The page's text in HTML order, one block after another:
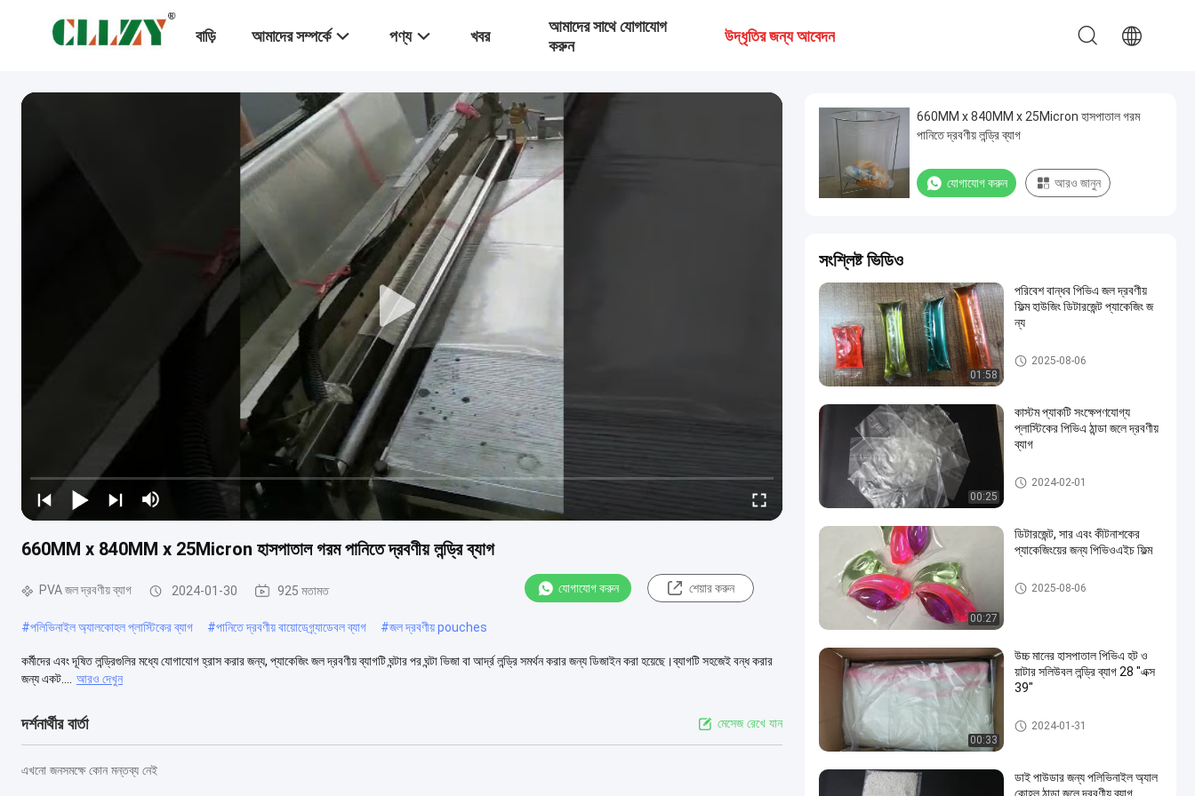
বাড়ি আমাদের সম্পর্কে পণ্য খবর
আমাদের সাথে যোগাযোগ
করুন
উদ্ধৃতির জন্য আবেদন
660MM x 840MM x 25Micron হাসপাতাল গরম পানিতে দ্রবণীয় লন্ড্রি ব্যাগ
PVA জল দ্রবণীয় ব্যাগ 2024-01-30 925 মতামত যোগাযোগ করুন শেয়ার করুন
#পলিভিনাইল অ্যালকোহল প্লাস্টিকের ব্যাগ #পানিতে দ্রবণীয় বায়োডেগ্র্যাডেবল ব্যাগ #জল দ্রবণীয় pouches
কর্মীদের এবং দূষিত লন্ড্রিগুলির মধ্যে যোগাযোগ হ্রাস করার জন্য, প্যাকেজিং জল দ্রবণীয় ব্যাগটি ঘন্টার পর ঘন্টা ভিজা বা আর্দ্র লন্ড্রি সমর্থন করার জন্য ডিজাইন করা হয়েছে।ব্যাগটি সহজেই বন্ধ করার
জন্য একট....
আরও দেখুন
দর্শনার্থীর বার্তা মেসেজ রেখে যান
এখনো জনসমক্ষে কোন মন্তব্য নেই
660MM x 840MM x 25Micron হাসপাতাল গরম
পানিতে দ্রবণীয় লন্ড্রি ব্যাগ
যোগাযোগ করুন আরও জানুন
সংশ্লিষ্ট ভিডিও
01:58
পরিবেশ বান্ধব পিভিএ জল দ্রবণীয়
ফিল্ম হাউজিং ডিটারজেন্ট প্যাকেজিং জ
ন্য
PVA জল দ্রবণীয় ব্যাগ
2025-08-06
00:25
কাস্টম প্যাকটি সংক্ষেপণযোগ্য
প্লাস্টিকের পিভিএ ঠান্ডা জলে দ্রবণীয়
ব্যাগ
PVA জল দ্রবণীয় ব্যাগ
2024-02-01
00:27
ডিটারজেন্ট, সার এবং কীটনাশকের
প্যাকেজিংয়ের জন্য পিভিওএইচ ফিল্ম
PVA জল দ্রবণীয় ব্যাগ
2025-08-06
00:33
উচ্চ মানের হাসপাতাল পিভিএ হট ও
য়াটার সলিউবল লন্ড্রি ব্যাগ 28 "এক্স
39"
PVA জল দ্রবণীয় ব্যাগ
2024-01-31
ডাই পাউডার জন্য পলিভিনাইল অ্যাল